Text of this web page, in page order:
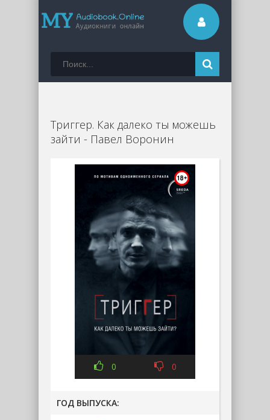
Триггер. Как далеко ты можешь
зайти - Павел Воронин
0 0
ГОД ВЫПУСКА: